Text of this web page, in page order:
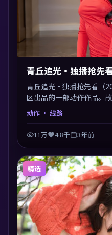
青丘追光·独播抢先
青丘追光·独播抢先看（
区出品的一部动作作品。
道德与生存之间反复摇摆
动作 · 线路
11万 4.8千 3年前
精选